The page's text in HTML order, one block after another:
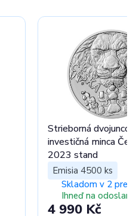
Strieborná
investičná minca
2023 stand
Emisia 4500 ks
Skladom v 2
Ihneď na
4 990 Kč